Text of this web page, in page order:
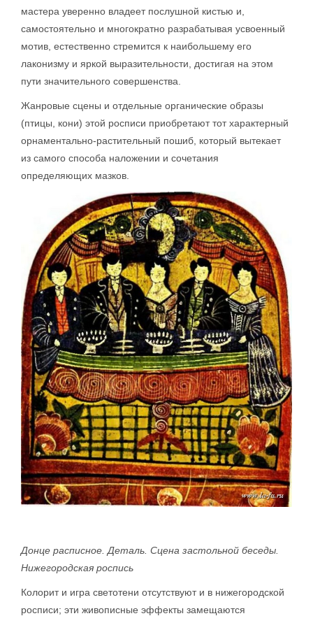
мастера уверенно владеет послушной кистью и,
самостоятельно и многократно разрабатывая усвоенный
мотив, естественно стремится к наибольшему его
лаконизму и яркой выразительности, достигая на этом
пути значительного совершенства.
Жанровые сцены и отдельные органические образы
(птицы, кони) этой росписи приобретают тот характерный
орнаментально-растительный пошиб, который вытекает
из самого способа наложении и сочетания
определяющих мазков.
Донце расписное. Деталь. Сцена застольной беседы.
Нижегородская роспись
Колорит и игра светотени отсутствуют и в нижегородской
росписи; эти живописные эффекты замещаются